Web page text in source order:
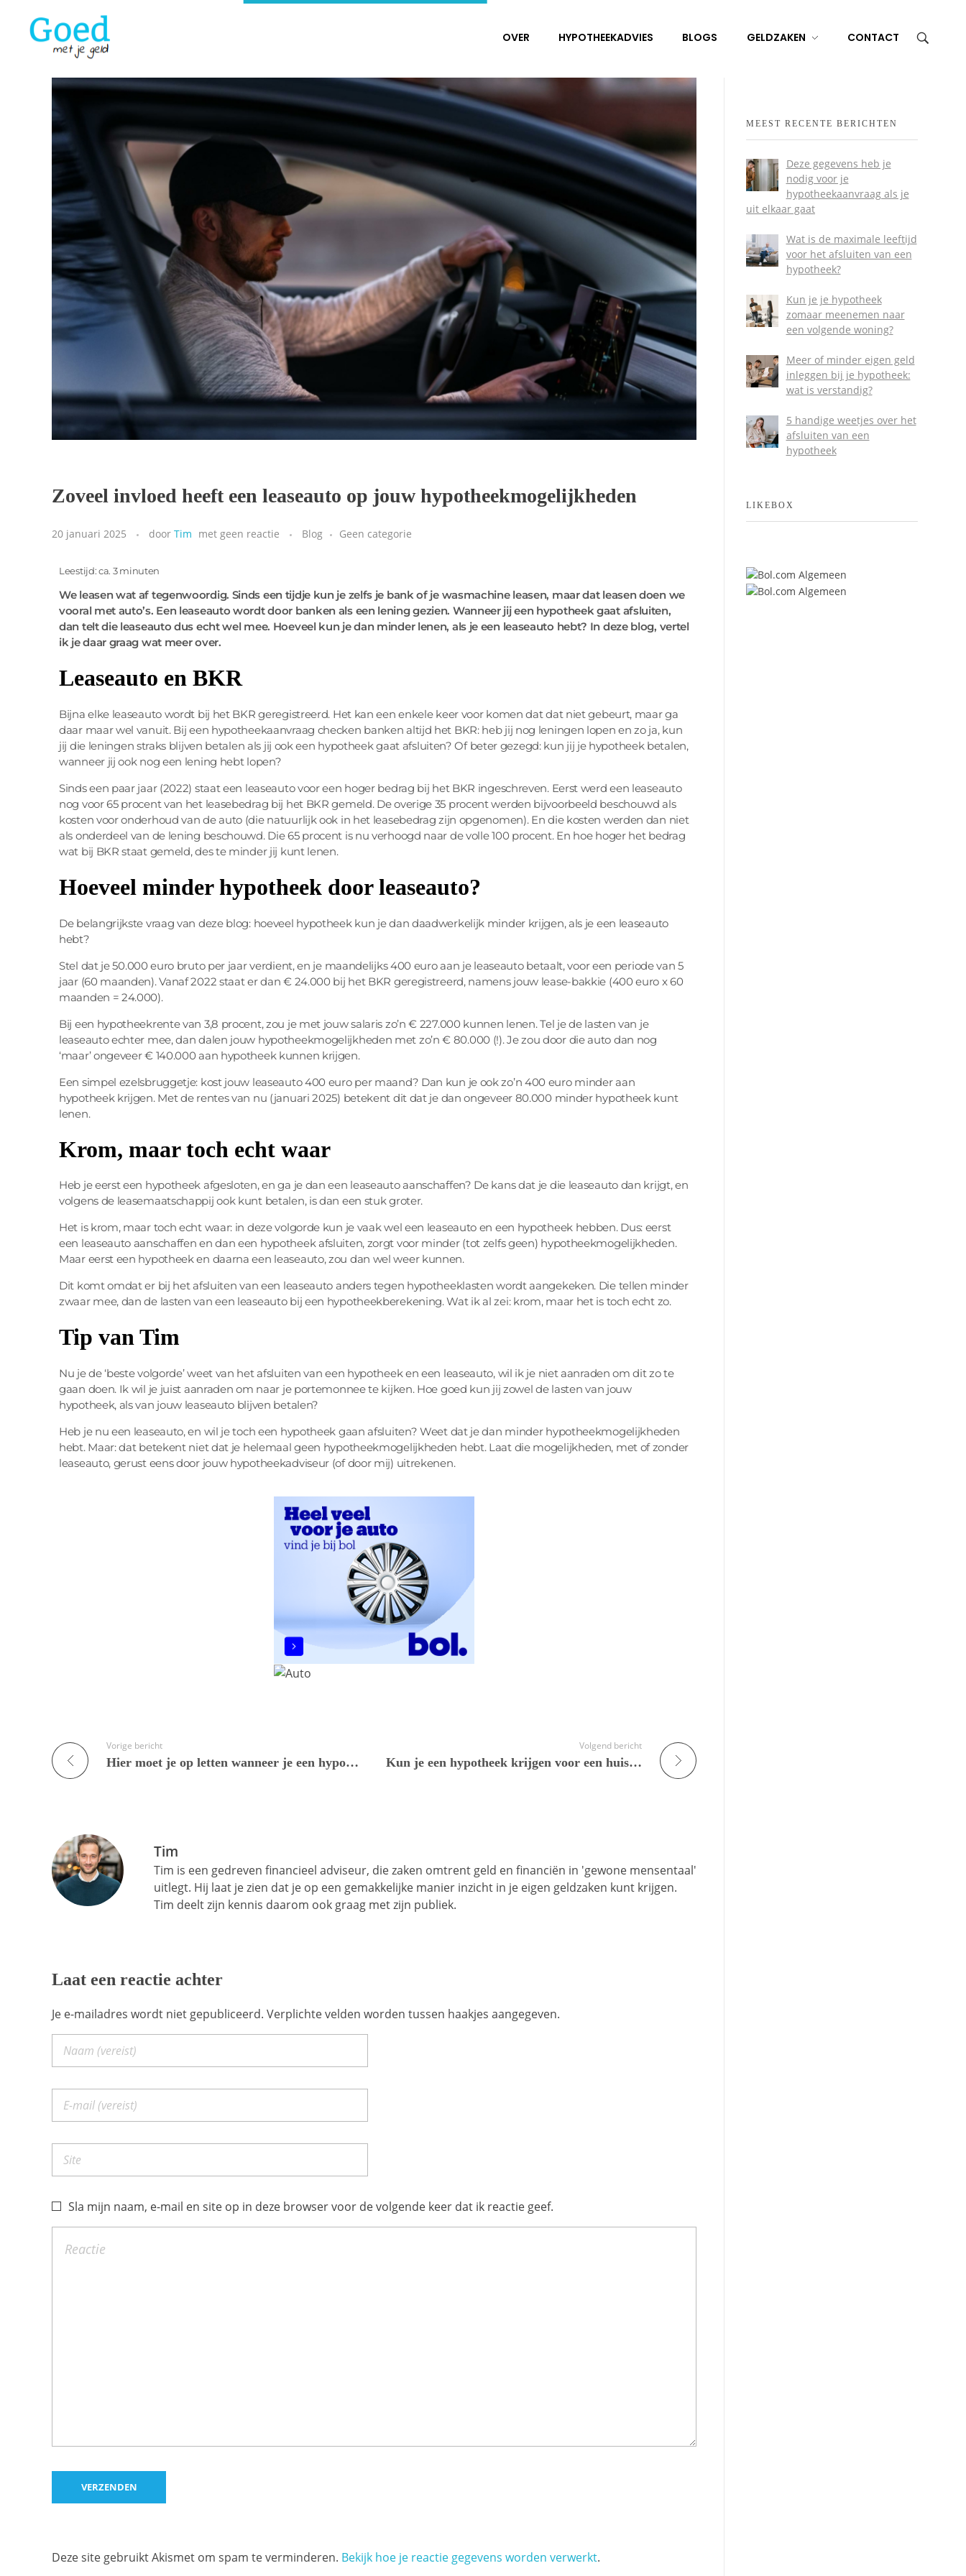
OVER HYPOTHEEKADVIES BLOGS GELDZAKEN CONTACT
Zoveel invloed heeft een leaseauto op jouw hypotheekmogelijkheden
20 januari 2025 door Tim met geen reactie Blog Geen categorie
Leestijd: ca. 3 minuten
We leasen wat af tegenwoordig. Sinds een tijdje kun je zelfs je bank of je wasmachine leasen, maar dat leasen doen we
vooral met auto’s. Een leaseauto wordt door banken als een lening gezien. Wanneer jij een hypotheek gaat afsluiten,
dan telt die leaseauto dus echt wel mee. Hoeveel kun je dan minder lenen, als je een leaseauto hebt? In deze blog, vertel
ik je daar graag wat meer over.
Leaseauto en BKR
Bijna elke leaseauto wordt bij het BKR geregistreerd. Het kan een enkele keer voor komen dat dat niet gebeurt, maar ga
daar maar wel vanuit. Bij een hypotheekaanvraag checken banken altijd het BKR: heb jij nog leningen lopen en zo ja, kun
jij die leningen straks blijven betalen als jij ook een hypotheek gaat afsluiten? Of beter gezegd: kun jij je hypotheek betalen,
wanneer jij ook nog een lening hebt lopen?
Sinds een paar jaar (2022) staat een leaseauto voor een hoger bedrag bij het BKR ingeschreven. Eerst werd een leaseauto
nog voor 65 procent van het leasebedrag bij het BKR gemeld. De overige 35 procent werden bijvoorbeeld beschouwd als
kosten voor onderhoud van de auto (die natuurlijk ook in het leasebedrag zijn opgenomen). En die kosten werden dan niet
als onderdeel van de lening beschouwd. Die 65 procent is nu verhoogd naar de volle 100 procent. En hoe hoger het bedrag
wat bij BKR staat gemeld, des te minder jij kunt lenen.
Hoeveel minder hypotheek door leaseauto?
De belangrijkste vraag van deze blog: hoeveel hypotheek kun je dan daadwerkelijk minder krijgen, als je een leaseauto
hebt?
Stel dat je 50.000 euro bruto per jaar verdient, en je maandelijks 400 euro aan je leaseauto betaalt, voor een periode van 5
jaar (60 maanden). Vanaf 2022 staat er dan € 24.000 bij het BKR geregistreerd, namens jouw lease-bakkie (400 euro x 60
maanden = 24.000).
Bij een hypotheekrente van 3,8 procent, zou je met jouw salaris zo’n € 227.000 kunnen lenen. Tel je de lasten van je
leaseauto echter mee, dan dalen jouw hypotheekmogelijkheden met zo’n € 80.000 (!). Je zou door die auto dan nog
‘maar’ ongeveer € 140.000 aan hypotheek kunnen krijgen.
Een simpel ezelsbruggetje: kost jouw leaseauto 400 euro per maand? Dan kun je ook zo’n 400 euro minder aan
hypotheek krijgen. Met de rentes van nu (januari 2025) betekent dit dat je dan ongeveer 80.000 minder hypotheek kunt
lenen.
Krom, maar toch echt waar
Heb je eerst een hypotheek afgesloten, en ga je dan een leaseauto aanschaffen? De kans dat je die leaseauto dan krijgt, en
volgens de leasemaatschappij ook kunt betalen, is dan een stuk groter.
Het is krom, maar toch echt waar: in deze volgorde kun je vaak wel een leaseauto en een hypotheek hebben. Dus: eerst
een leaseauto aanschaffen en dan een hypotheek afsluiten, zorgt voor minder (tot zelfs geen) hypotheekmogelijkheden.
Maar eerst een hypotheek en daarna een leaseauto, zou dan wel weer kunnen.
Dit komt omdat er bij het afsluiten van een leaseauto anders tegen hypotheeklasten wordt aangekeken. Die tellen minder
zwaar mee, dan de lasten van een leaseauto bij een hypotheekberekening. Wat ik al zei: krom, maar het is toch echt zo.
Tip van Tim
Nu je de ‘beste volgorde’ weet van het afsluiten van een hypotheek en een leaseauto, wil ik je niet aanraden om dit zo te
gaan doen. Ik wil je juist aanraden om naar je portemonnee te kijken. Hoe goed kun jij zowel de lasten van jouw
hypotheek, als van jouw leaseauto blijven betalen?
Heb je nu een leaseauto, en wil je toch een hypotheek gaan afsluiten? Weet dat je dan minder hypotheekmogelijkheden
hebt. Maar: dat betekent niet dat je helemaal geen hypotheekmogelijkheden hebt. Laat die mogelijkheden, met of zonder
leaseauto, gerust eens door jouw hypotheekadviseur (of door mij) uitrekenen.
Vorige bericht
Hier moet je op letten wanneer je een hypotheek gaat afsluiten
Volgend bericht
Kun je een hypotheek krijgen voor een huis in aanbouw?
Tim
Tim is een gedreven financieel adviseur, die zaken omtrent geld en financiën in 'gewone mensentaal'
uitlegt. Hij laat je zien dat je op een gemakkelijke manier inzicht in je eigen geldzaken kunt krijgen.
Tim deelt zijn kennis daarom ook graag met zijn publiek.
Laat een reactie achter
Je e-mailadres wordt niet gepubliceerd. Verplichte velden worden tussen haakjes aangegeven.
Sla mijn naam, e-mail en site op in deze browser voor de volgende keer dat ik reactie geef.
Deze site gebruikt Akismet om spam te verminderen. Bekijk hoe je reactie gegevens worden verwerkt.
MEEST RECENTE BERICHTEN
Deze gegevens heb je
nodig voor je
hypotheekaanvraag als je
uit elkaar gaat
Wat is de maximale leeftijd
voor het afsluiten van een
hypotheek?
Kun je je hypotheek
zomaar meenemen naar
een volgende woning?
Meer of minder eigen geld
inleggen bij je hypotheek:
wat is verstandig?
5 handige weetjes over het
afsluiten van een
hypotheek
LIKEBOX